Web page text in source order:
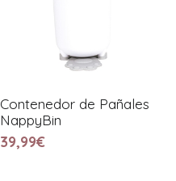
Contenedor de Pañales
NappyBin
39,99€